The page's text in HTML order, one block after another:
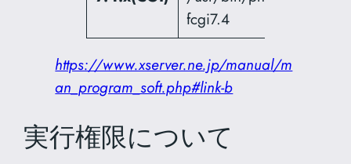
fcgi7.4
https://www.xserver.ne.jp/manual/m
an_program_soft.php#link-b
実行権限について